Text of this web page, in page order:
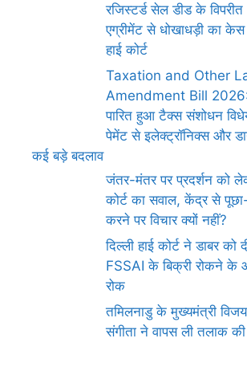
रजिस्टर्ड सेल डीड के
एग्रीमेंट से धोखाधड़ी का केस
हाई कोर्ट
Taxation and Other
Amendment Bill
पारित हुआ टैक्स संशोधन
पेमेंट से इलेक्ट्रॉनिक्स और
कई बड़े बदलाव
जंतर-मंतर पर प्रदर्शन को
कोर्ट का सवाल, केंद्र से
करने पर विचार क्यों नहीं?
दिल्ली हाई कोर्ट ने डाबर को
FSSAI के बिक्री रोकने के
रोक
तमिलनाडु के मुख्यमंत्री विजय
संगीता ने वापस ली तलाक की